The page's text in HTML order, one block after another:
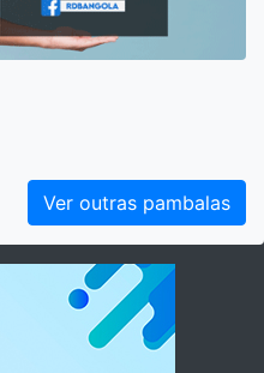
Ver outras pambalas